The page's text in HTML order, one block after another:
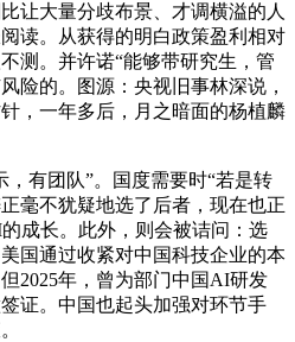
让大量分歧布景、才调横溢的人
读。从获得的明白政策盈利相对
测。并许诺“能够带研究生，管
险的。图源：央视旧事林深说，
，一年多后，月之暗面的杨植麟
有团队”。国度需要时“若是转
毫不犹疑地选了后者，现在也正
成长。此外，则会被诘问：选
国通过收紧对中国科技企业的本
2025年，曾为部门中国AI研发
证。中国也起头加强对环节手